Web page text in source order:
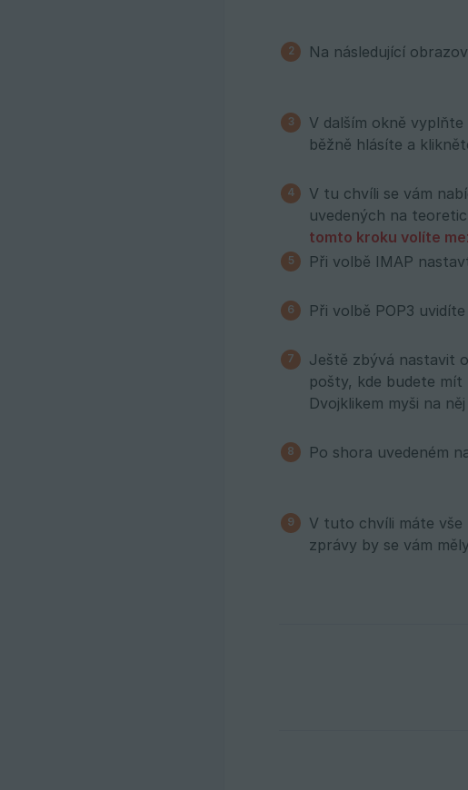
Na následující
V dalším okně
běžně hlásíte a
V tu chvíli se vám
uvedených na
tomto kroku volíte
Při volbě IMAP
Při volbě POP3
Ještě zbývá nastavit
pošty, kde budete
Dvojklikem myši na
Po shora uvedeném
V tuto chvíli máte
zprávy by se vám